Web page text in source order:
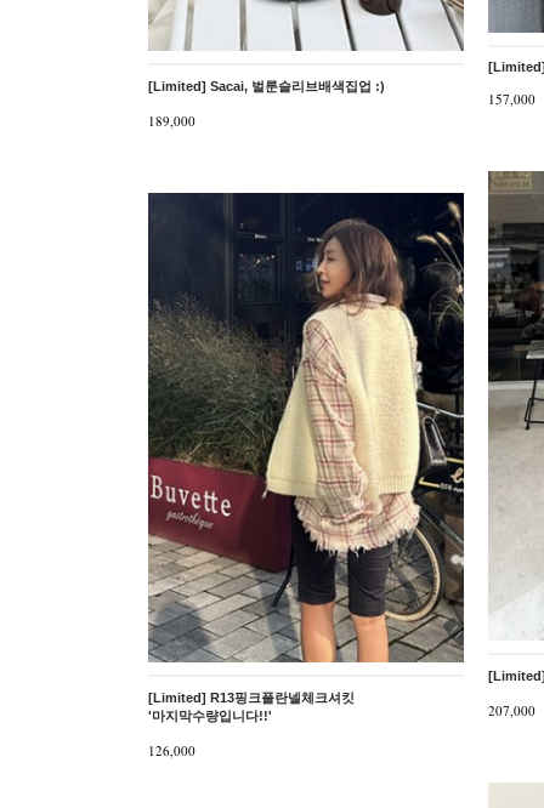
157,000
[Limited] Sacai, 벌룬슬리브배색집업 :)
189,000
207,000
[Limited] R13핑크플란넬체크셔킷
'마지막수량입니다!!'
126,000